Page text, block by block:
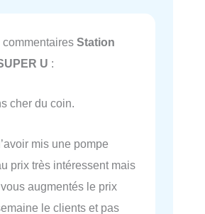
commentaires Station
U :
cher du coin.
mis une pompe
prix très intéressent mais
augmentés le prix
le clients et pas